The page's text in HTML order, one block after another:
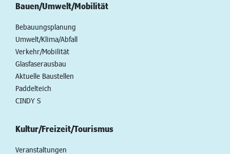
Bauen/Umwelt/Mobilität
Bebauungsplanung
Umwelt/Klima/Abfall
Verkehr/Mobilität
Glasfaserausbau
Aktuelle Baustellen
Paddelteich
CINDY S
Kultur/Freizeit/Tourismus
Veranstaltungen